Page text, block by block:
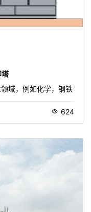
塔
域，例如化学，钢铁
624